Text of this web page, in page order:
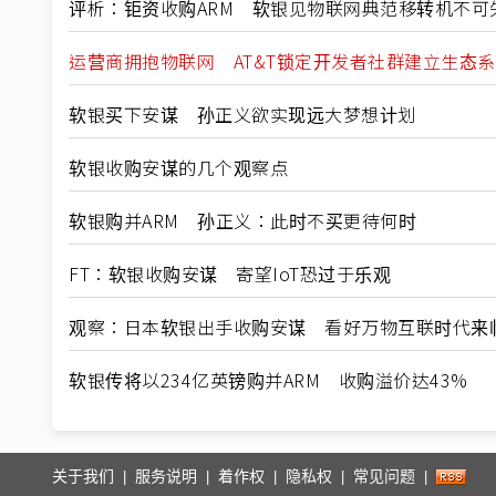
评析：钜资收购ARM 软银见物联网典范移转机不可
运营商拥抱物联网 AT&T锁定开发者社群建立生态系
软银买下安谋 孙正义欲实现远大梦想计划
软银收购安谋的几个观察点
软银购并ARM 孙正义：此时不买更待何时
FT：软银收购安谋 寄望IoT恐过于乐观
观察：日本软银出手收购安谋 看好万物互联时代来
软银传将以234亿英镑购并ARM 收购溢价达43%
关于我们 服务说明 着作权 隐私权 常见问题